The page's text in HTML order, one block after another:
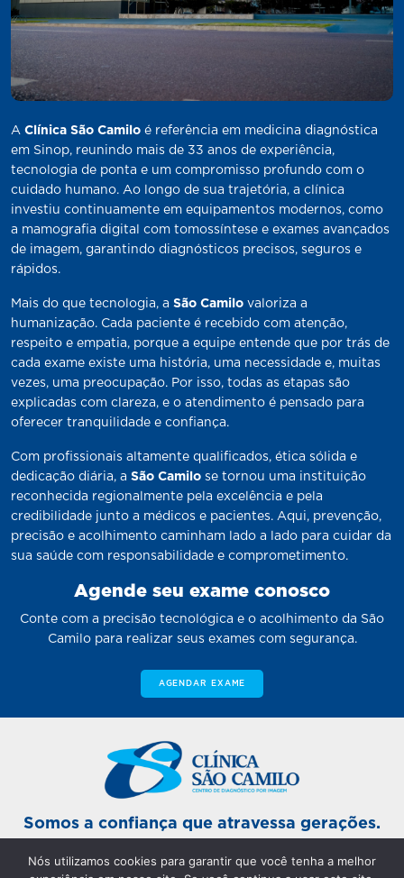
A Clínica São Camilo é referência em medicina diagnóstica
em Sinop, reunindo mais de 33 anos de experiência,
tecnologia de ponta e um compromisso profundo com o
cuidado humano. Ao longo de sua trajetória, a clínica
investiu continuamente em equipamentos modernos, como
a mamografia digital com tomossíntese e exames avançados
de imagem, garantindo diagnósticos precisos, seguros e
rápidos.
Mais do que tecnologia, a São Camilo valoriza a
humanização. Cada paciente é recebido com atenção,
respeito e empatia, porque a equipe entende que por trás de
cada exame existe uma história, uma necessidade e, muitas
vezes, uma preocupação. Por isso, todas as etapas são
explicadas com clareza, e o atendimento é pensado para
oferecer tranquilidade e confiança.
Com profissionais altamente qualificados, ética sólida e
dedicação diária, a São Camilo se tornou uma instituição
reconhecida regionalmente pela excelência e pela
credibilidade junto a médicos e pacientes. Aqui, prevenção,
precisão e acolhimento caminham lado a lado para cuidar da
sua saúde com responsabilidade e comprometimento.
Agende seu exame conosco
Conte com a precisão tecnológica e o acolhimento da São
Camilo para realizar seus exames com segurança.
AGENDAR EXAME
Somos a confiança que atravessa gerações.
Unidade Sinop Matriz: De segunda a sexta-feira das 7h
Nós utilizamos cookies para garantir que você tenha a melhor